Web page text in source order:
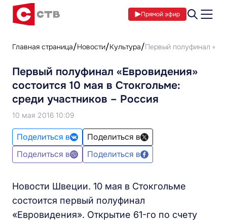
Прямой эфир
Главная страница Новости Культура Первый полуфинал
Первый полуфинал «Евровидения»
состоится 10 мая в Стокгольме:
среди участников – Россия
10 мая 2016 10:09
Поделиться в
Поделиться в
Поделиться в
Поделиться в
Новости Швеции. 10 мая в Стокгольме
состоится первый полуфинал
«Евровидения». Открытие 61-го по счету